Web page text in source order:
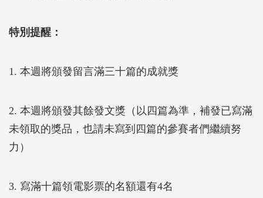
特別提醒：
1. 本週將頒發留言滿三十篇的成就獎
2. 本週將頒發其餘發文獎（以四篇為準，補發已寫滿
未領取的獎品，也請未寫到四篇的參賽者們繼續努
力）
3. 寫滿十篇領電影票的名額還有4名